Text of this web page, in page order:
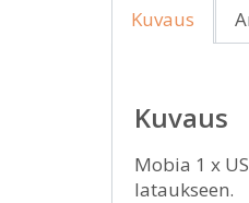
Kuvaus
Kuvaus
Mobia 1 x
lataukseen.